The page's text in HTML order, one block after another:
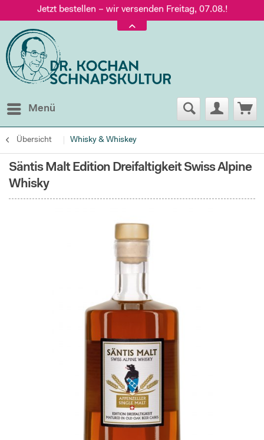
Jetzt bestellen – wir versenden Freitag, 07.08.!
Versand nur 5,60 €, gratis ab 95 € Warenwert
Jetzt bestellen – wir versenden Freitag, 07.08.!
Menü
Übersicht Whisky & Whiskey
Säntis Malt Edition Dreifaltigkeit Swiss Alpine
Whisky